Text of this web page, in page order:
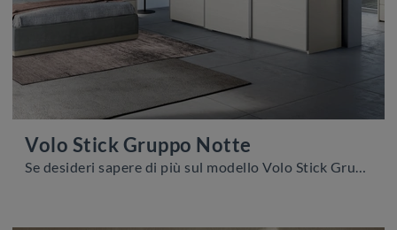
Volo Stick Gruppo Notte
Se desideri sapere di più sul modello Volo Stick Gruppo Notte, clicca e scopri i Comodini e comò Colombini Casa ideali per la tua zona notte.